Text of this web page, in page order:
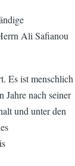
Ali Safianou
Es ist menschlich
Jahre nach seiner
und unter den